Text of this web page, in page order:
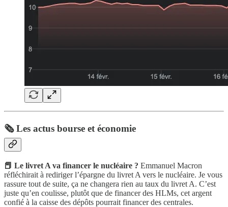
🗞️ Les actus bourse et économie
📕 Le livret A va financer le nucléaire ? Emmanuel Macron
réfléchirait à rediriger l’épargne du livret A vers le nucléaire. Je vous
rassure tout de suite, ça ne changera rien au taux du livret A. C’est
juste qu’en coulisse, plutôt que de financer des HLMs, cet argent
confié à la caisse des dépôts pourrait financer des centrales.